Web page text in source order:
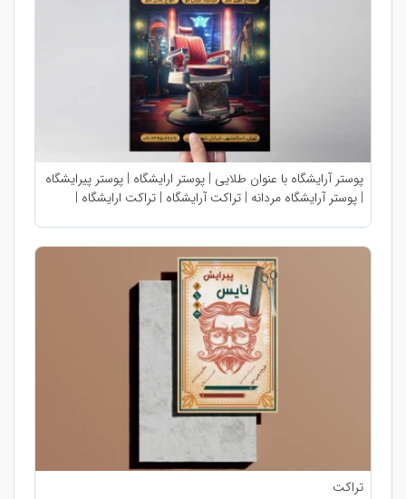
پوستر آرایشگاه با عنوان طلایی | پوستر ارایشگاه | پوستر پیرایشگاه
| پوستر آرایشگاه مردانه | تراکت آرایشگاه | تراکت ارایشگاه |
تراکت